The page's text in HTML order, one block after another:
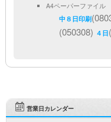
A4ペーパーファイル
中８日印刷
(050308) ４日
営業日カレンダー